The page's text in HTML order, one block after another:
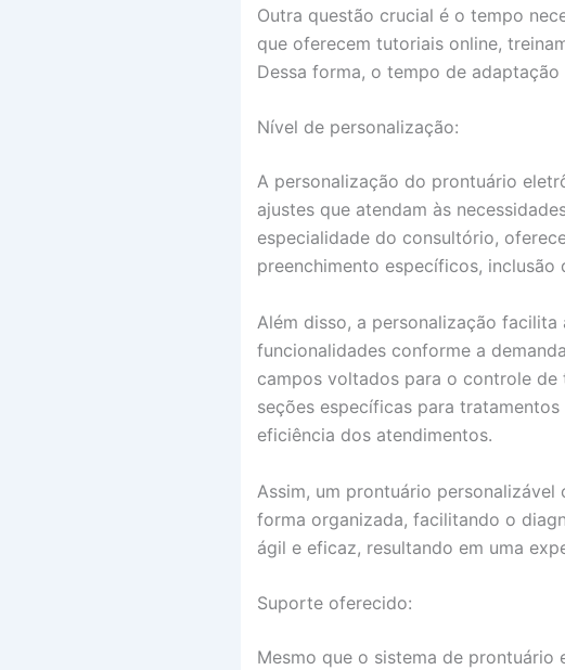
Outra questão crucial é o tempo
que oferecem tutoriais online,
Dessa forma, o tempo de
Nível de personalização:
A personalização do prontuário
ajustes que atendam às
especialidade do consultório,
preenchimento específicos,
Além disso, a personalização
funcionalidades conforme a
campos voltados para o controle
seções específicas para
eficiência dos atendimentos.
Assim, um prontuário
forma organizada, facilitando o
ágil e eficaz, resultando em uma
Suporte oferecido:
Mesmo que o sistema de